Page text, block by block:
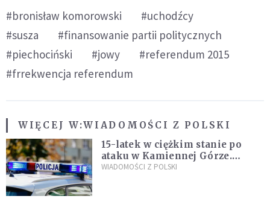
#bronisław komorowski
#uchodźcy
#susza
#finansowanie partii politycznych
#piechociński
#jowy
#referendum 2015
#frrekwencja referendum
WIĘCEJ W:WIADOMOŚCI Z POLSKI
15-latek w ciężkim stanie po
ataku w Kamiennej Górze.
Policja zatrzymała dwóch
WIADOMOŚCI Z POLSKI